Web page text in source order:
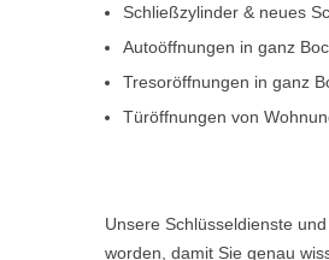
Schließzylinder & neues
Autoöffnungen in ganz
Tresoröffnungen in ganz
Türöffnungen von
Unsere Schlüsseldienste
worden, damit Sie genau